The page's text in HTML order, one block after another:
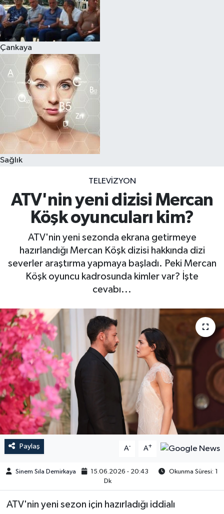
Çankaya
Sağlık
TELEVIZYON
ATV'nin yeni dizisi Mercan
Köşk oyuncuları kim?
ATV'nin yeni sezonda ekrana getirmeye
hazırlandığı Mercan Köşk dizisi hakkında dizi
severler araştırma yapmaya başladı. Peki Mercan
Köşk oyuncu kadrosunda kimler var? İşte
cevabı...
Paylaş A- A+
Sinem Sıla Demirkaya 15.06.2026 - 20:43
Okunma Süresi: 1
Dk
ATV'nin yeni sezon için hazırladığı iddialı